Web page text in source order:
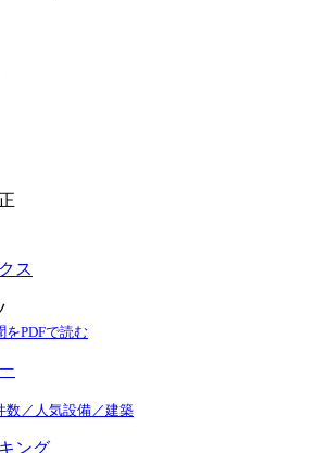
ス
をPDFで読む
数／人気設備／建築
ング